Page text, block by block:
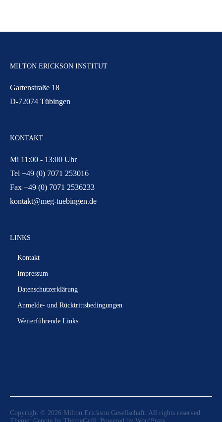
MILTON ERICKSON INSTITUT
Gartenstraße 18
D-72074 Tübingen
KONTAKT
Mi 11:00 - 13:00 Uhr
Tel +49 (0) 7071 253016
Fax +49 (0) 7071 2536233
kontakt@meg-tuebingen.de
LINKS
Kontakt
Impressum
Datenschutzerklärung
Anmelde- und Rücktrittsbedingungen
Weiterführende Links
Copyright © 2026 Milton Erickson Gesellschaft. All rights reserved.